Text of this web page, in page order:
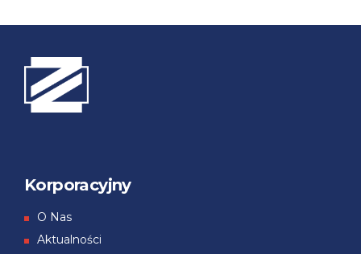
Korporacyjny
О Nas
Aktualności